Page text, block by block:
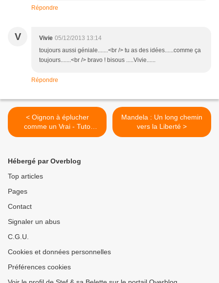
Répondre
V Vivie 05/12/2013 13:14
toujours aussi géniale.......<br /> tu as des idées......comme ça
toujours.......<br /> bravo ! bisous .....Vivie......
Répondre
< Oignon à éplucher
comme un Vrai - Tuto
Dinette
Mandela : Un long chemin
vers la Liberté >
Hébergé par Overblog
Top articles
Pages
Contact
Signaler un abus
C.G.U.
Cookies et données personnelles
Préférences cookies